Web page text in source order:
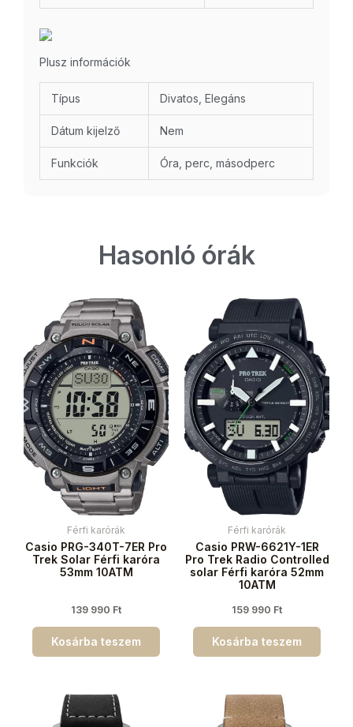
Plusz információk
Típus Divatos, Elegáns
Dátum kijelző Nem
Funkciók Óra, perc, másodperc
Hasonló órák
Férfi karórák
Casio PRG-340T-7ER Pro
Trek Solar Férfi karóra
53mm 10ATM
139 990 Ft
Kosárba teszem
Férfi karórák
Casio PRW-6621Y-1ER
Pro Trek Radio Controlled
solar Férfi karóra 52mm
10ATM
159 990 Ft
Kosárba teszem